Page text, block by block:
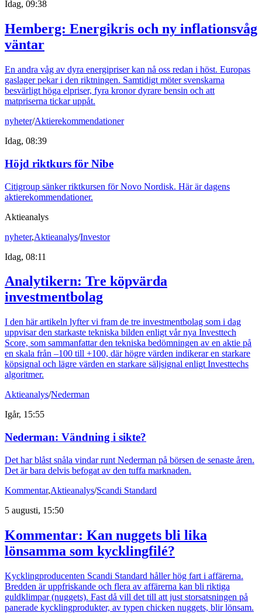
Idag, 09:38
Hemberg: Energikris och ny inflationsvåg
väntar
En andra våg av dyra energipriser kan nå oss redan i höst. Europas
gaslager pekar i den riktningen. Samtidigt möter svenskarna
besvärligt höga elpriser, fyra kronor dyrare bensin och att
matpriserna tickar uppåt.
nyheter/Aktierekommendationer
Idag, 08:39
Höjd riktkurs för Nibe
Citigroup sänker riktkursen för Novo Nordisk. Här är dagens
aktierekommendationer.
Aktieanalys
nyheter,Aktieanalys/Investor
Idag, 08:11
Analytikern: Tre köpvärda
investmentbolag
I den här artikeln lyfter vi fram de tre investmentbolag som i dag
uppvisar den starkaste tekniska bilden enligt vår nya Investtech
Score, som sammanfattar den tekniska bedömningen av en aktie på
en skala från –100 till +100, där högre värden indikerar en starkare
köpsignal och lägre värden en starkare säljsignal enligt Investtechs
algoritmer.
Aktieanalys/Nederman
Igår, 15:55
Nederman: Vändning i sikte?
Det har blåst snåla vindar runt Nederman på börsen de senaste åren.
Det är bara delvis befogat av den tuffa marknaden.
Kommentar,Aktieanalys/Scandi Standard
5 augusti, 15:50
Kommentar: Kan nuggets bli lika
lönsamma som kycklingfilé?
Kycklingproducenten Scandi Standard håller hög fart i affärerna.
Bredden är uppfriskande och flera av affärerna kan bli riktiga
guldklimpar (nuggets). Fast då vill det till att just storsatsningen på
panerade kycklingprodukter, av typen chicken nuggets, blir lönsam.